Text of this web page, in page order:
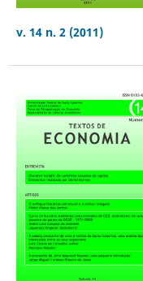
v. 14 n. 2 (2011)